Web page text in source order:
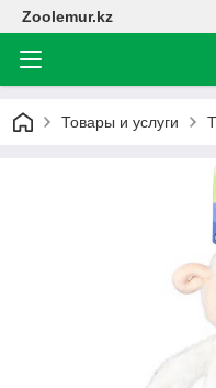
Zoolemur.kz
Товары и услуги